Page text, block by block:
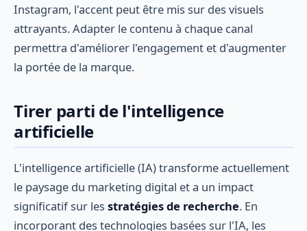
Instagram, l'accent peut être mis sur des visuels
attrayants. Adapter le contenu à chaque canal
permettra d'améliorer l'engagement et d'augmenter
la portée de la marque.
Tirer parti de l'intelligence
artificielle
L'intelligence artificielle (IA) transforme actuellement
le paysage du marketing digital et a un impact
significatif sur les stratégies de recherche. En
incorporant des technologies basées sur l'IA, les